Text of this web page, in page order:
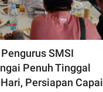
SMSI
Penuh Tinggal
Persiapan Capai